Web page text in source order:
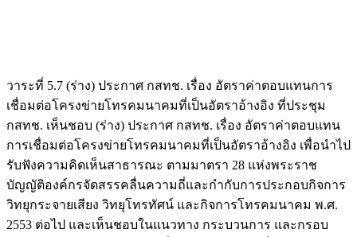
วาระที่ 5.7 (ร่าง) ประกาศ กสทช. เรื่อง อัตราค่าตอบแทนการ
เชื่อมต่อโครงข่ายโทรคมนาคมที่เป็นอัตราอ้างอิง ที่ประชุม
กสทช. เห็นชอบ (ร่าง) ประกาศ กสทช. เรื่อง อัตราค่าตอบแทน
การเชื่อมต่อโครงข่ายโทรคมนาคมที่เป็นอัตราอ้างอิง เพื่อนำไป
รับฟังความคิดเห็นสาธารณะ ตามมาตรา 28 แห่งพระราช
บัญญัติองค์กรจัดสรรคลื่นความถี่และกำกับการประกอบกิจการ
วิทยุกระจายเสียง วิทยุโทรทัศน์ และกิจการโทรคมนาคม พ.ศ.
2553 ต่อไป และเห็นชอบในแนวทาง กระบวนการ และกรอบ